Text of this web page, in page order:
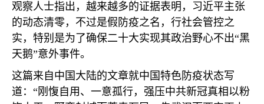
观察人士指出，越来越多的证据表明，习近平主张
的动态清零，不过是假防疫之名，行社会管控之
实，特别是为了确保二十大实现其政治野心不出“黑
天鹅”意外事件。
这篇来自中国大陆的文章就中国特色防疫状态写
道：“刚愎自用、一意孤行，强压中共新冠真相以粉